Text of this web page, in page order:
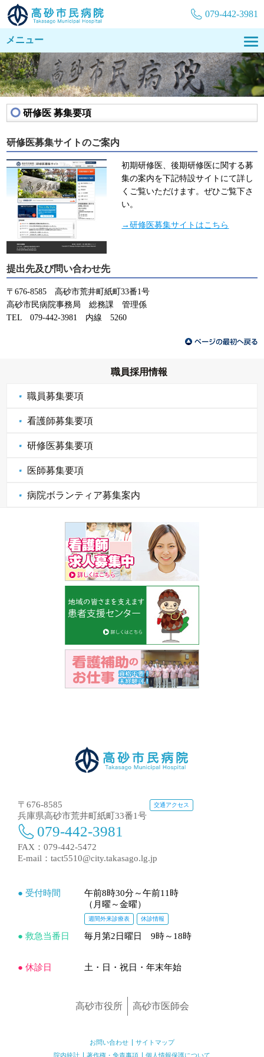
079-442-3981
メニュー
研修医 募集要項
研修医募集サイトのご案内
初期研修医、後期研修医に関する募
集の案内を下記特設サイトにて詳し
くご覧いただけます。ぜひご覧下さ
い。
→研修医募集サイトはこちら
提出先及び問い合わせ先
〒676-8585 高砂市荒井町紙町33番1号
高砂市民病院事務局 総務課 管理係
TEL 079-442-3981 内線 5260
職員採用情報
職員募集要項
看護師募集要項
研修医募集要項
医師募集要項
病院ボランティア募集案内
〒676-8585
兵庫県高砂市荒井町紙町33番1号
交通アクセス
079-442-3981
FAX：079-442-5472
E-mail： tact5510@city.takasago.lg.jp
● 受付時間
午前8時30分～午前11時
（月曜～金曜）
週間外来診療表 休診情報
● 救急当番日 毎月第2日曜日 9時～18時
● 休診日 土・日・祝日・年末年始
高砂市役所 高砂市医師会
お問い合わせ
サイトマップ
院内統計
著作権・免責事項 個人情報保護について